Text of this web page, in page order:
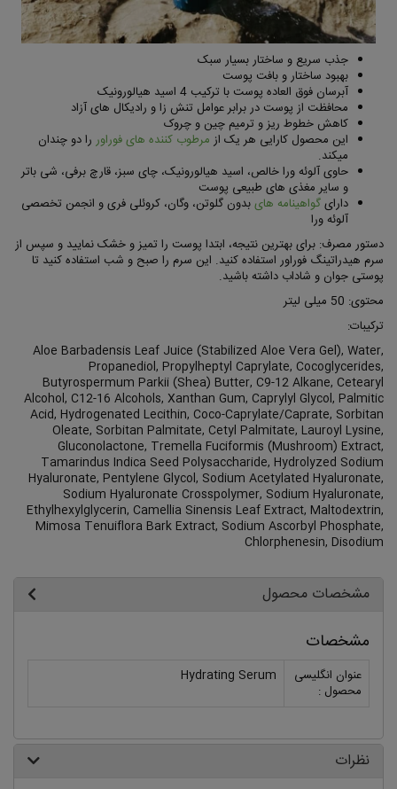
جذب سریع و ساختار بسیار سبک
بهبود ساختار و بافت پوست
آبرسان فوق العاده پوست با ترکیب 4 اسید هیالورونیک
محافظت از پوست در برابر عوامل تنش زا و رادیکال های آزاد
کاهش خطوط ریز و ترمیم چین و چروک
این محصول کارایی هر یک از مرطوب کننده های فوراور را دو چندان
میکند.
حاوی آلوئه ورا خالص، اسید هیالورونیک، چای سبز، قارچ برفی، شی باتر
و سایر مغذی های طبیعی پوست
دارایگواهینامه هایبدون گلوتن، وگان، کروئلی فری و انجمن تخصصی
آلوئه ورا
دستور مصرف: برای بهترین نتیجه، ابتدا پوست را تمیز و خشک نمایید و سپس از
سرم هیدراتینگ فوراور استفاده کنید. این سرم را صبح و شب استفاده کنید تا
پوستی جوان و شاداب داشته باشید.
محتوی: 50 میلی لیتر
ترکیبات:
Aloe Barbadensis Leaf Juice (Stabilized Aloe Vera Gel), Water,
Propanediol, Propylheptyl Caprylate, Cocoglycerides,
Butyrospermum Parkii (Shea) Butter, C9-12 Alkane, Cetearyl
Alcohol, C12-16 Alcohols, Xanthan Gum, Caprylyl Glycol, Palmitic
Acid, Hydrogenated Lecithin, Coco-Caprylate/Caprate, Sorbitan
Oleate, Sorbitan Palmitate, Cetyl Palmitate, Lauroyl Lysine,
Gluconolactone, Tremella Fuciformis (Mushroom) Extract,
Tamarindus Indica Seed Polysaccharide, Hydrolyzed Sodium
Hyaluronate, Pentylene Glycol, Sodium Acetylated Hyaluronate,
Sodium Hyaluronate Crosspolymer, Sodium Hyaluronate,
Ethylhexylglycerin, Camellia Sinensis Leaf Extract, Maltodextrin,
Mimosa Tenuiflora Bark Extract, Sodium Ascorbyl Phosphate,
Chlorphenesin, Disodium
مشخصات محصول
مشخصات
عنوان انگلیسی
محصول :
Hydrating Serum
نظرات